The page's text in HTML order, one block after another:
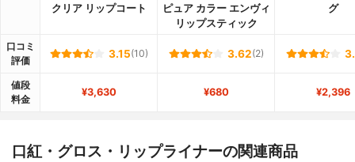
クリア リップコート
ピュア カラー エンヴィ
リップスティック
グ
口コミ
評価
3.15(10) 3.62(2)
値段
料金
¥3,630 ¥680 ¥2,396
口紅・グロス・リップライナーの関連商品